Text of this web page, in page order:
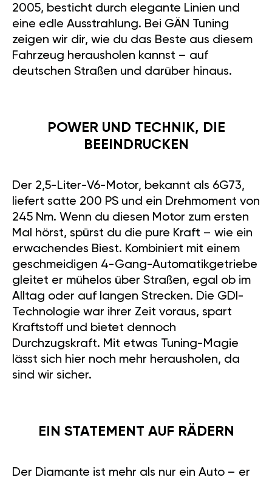
2005, besticht durch elegante Linien und
eine edle Ausstrahlung. Bei GÄN Tuning
zeigen wir dir, wie du das Beste aus diesem
Fahrzeug herausholen kannst – auf
deutschen Straßen und darüber hinaus.
POWER UND TECHNIK, DIE
BEEINDRUCKEN
Der 2,5-Liter-V6-Motor, bekannt als 6G73,
liefert satte 200 PS und ein Drehmoment von
245 Nm. Wenn du diesen Motor zum ersten
Mal hörst, spürst du die pure Kraft – wie ein
erwachendes Biest. Kombiniert mit einem
geschmeidigen 4-Gang-Automatikgetriebe
gleitet er mühelos über Straßen, egal ob im
Alltag oder auf langen Strecken. Die GDI-
Technologie war ihrer Zeit voraus, spart
Kraftstoff und bietet dennoch
Durchzugskraft. Mit etwas Tuning-Magie
lässt sich hier noch mehr herausholen, da
sind wir sicher.
EIN STATEMENT AUF RÄDERN
Der Diamante ist mehr als nur ein Auto – er